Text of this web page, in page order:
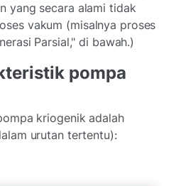
yang secara alami tidak
vakum (misalnya proses
Parsial," di bawah.)
pompa
kriogenik adalah
urutan tertentu):